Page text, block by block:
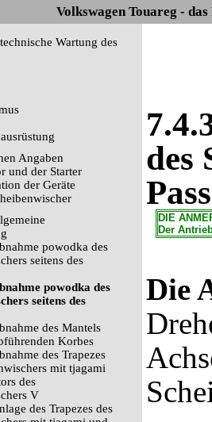
Volkswagen Touareg -
Wartung des
Angaben
und der Starter
der Geräte
powodka des
seitens des
powodka des
seitens des
des Mantels
Korbes
des Trapezes
mit tjagami
des
V
des Trapezes des
des
DIE
Der
Die